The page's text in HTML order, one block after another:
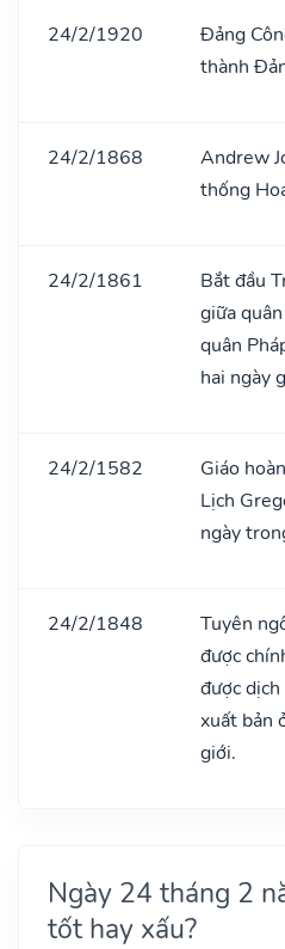
24/2/1920
Đảng
thành
24/2/1868
Andrew
thống
24/2/1861
Bắt đầu
giữa
quân
hai ngày
24/2/1582
Giáo
Lịch
ngày
24/2/1848
Tuyên
được
được
xuất bản
giới.
Ngày 24 tháng 2
tốt hay xấu?